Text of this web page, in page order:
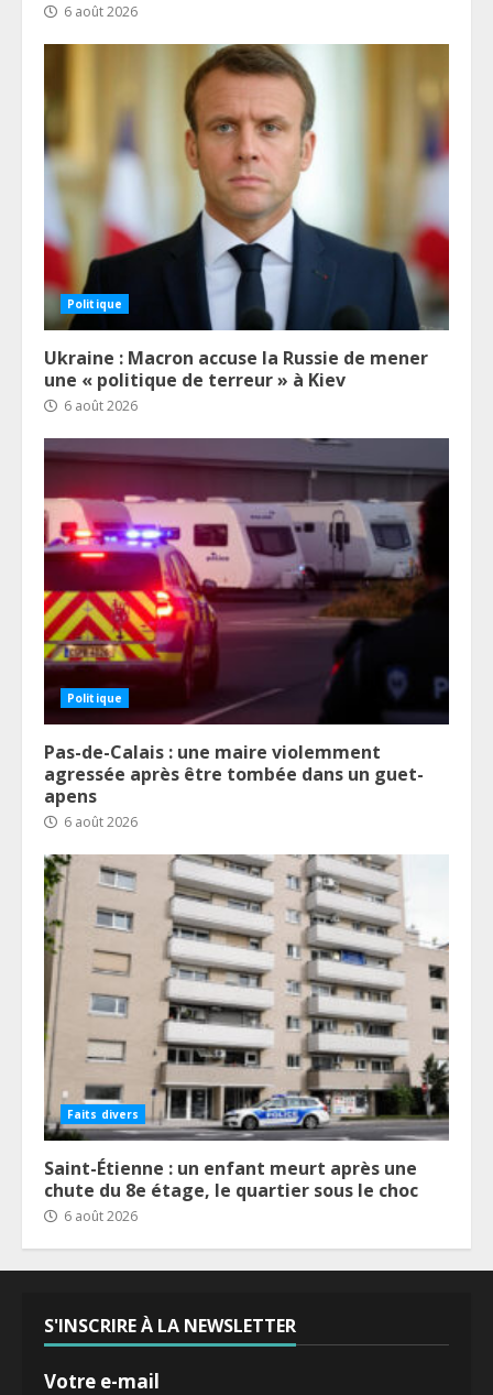
6 août 2026
Politique
Ukraine : Macron accuse la Russie de mener
une « politique de terreur » à Kiev
6 août 2026
Politique
Pas-de-Calais : une maire violemment
agressée après être tombée dans un guet-
apens
6 août 2026
Faits divers
Saint-Étienne : un enfant meurt après une
chute du 8e étage, le quartier sous le choc
6 août 2026
S'INSCRIRE À LA NEWSLETTER
Votre e-mail